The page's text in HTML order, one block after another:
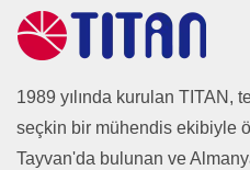
1989 yılında kurulan TITAN,
seçkin bir mühendis ekibiyle
Tayvan'da bulunan ve